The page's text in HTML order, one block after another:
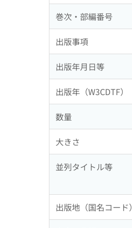
巻次・部編番号
出版事項
出版年月日等
出版年（W3CDTF）
数量
大きさ
並列タイトル等
出版地（国名コード）